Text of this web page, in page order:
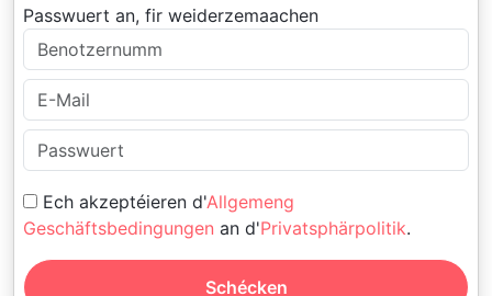
Passwuert an, fir weiderzemaachen
Ech akzeptéieren d'Allgemeng
Geschäftsbedingungen an d'Privatsphärpolitik.
Schécken